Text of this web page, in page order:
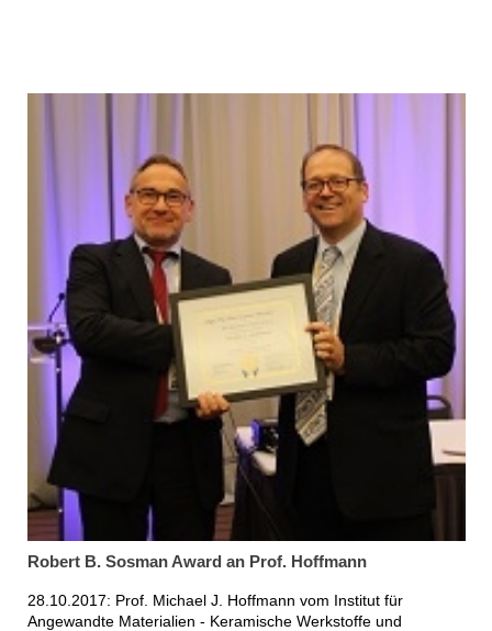
Robert B. Sosman Award an Prof. Hoffmann
28.10.2017: Prof. Michael J. Hoffmann vom Institut für
Angewandte Materialien - Keramische Werkstoffe und